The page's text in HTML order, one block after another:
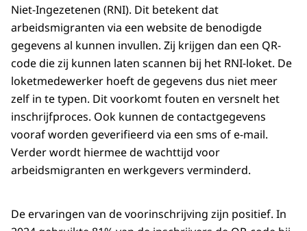
Niet-Ingezetenen (RNI). Dit betekent dat
arbeidsmigranten via een website de benodigde
gegevens al kunnen invullen. Zij krijgen dan een QR-
code die zij kunnen laten scannen bij het RNI-loket. De
loketmedewerker hoeft de gegevens dus niet meer
zelf in te typen. Dit voorkomt fouten en versnelt het
inschrijfproces. Ook kunnen de contactgegevens
vooraf worden geverifieerd via een sms of e-mail.
Verder wordt hiermee de wachttijd voor
arbeidsmigranten en werkgevers verminderd.
De ervaringen van de voorinschrijving zijn positief. In